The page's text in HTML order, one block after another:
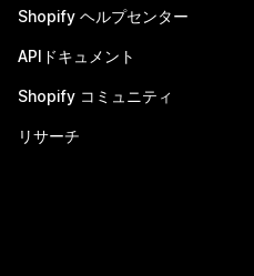
Shopify ヘルプセンター
APIドキュメント
Shopify コミュニティ
リサーチ